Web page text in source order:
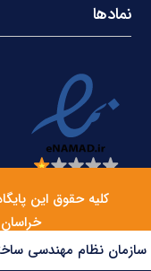
نمادها
کلیه حقوق این